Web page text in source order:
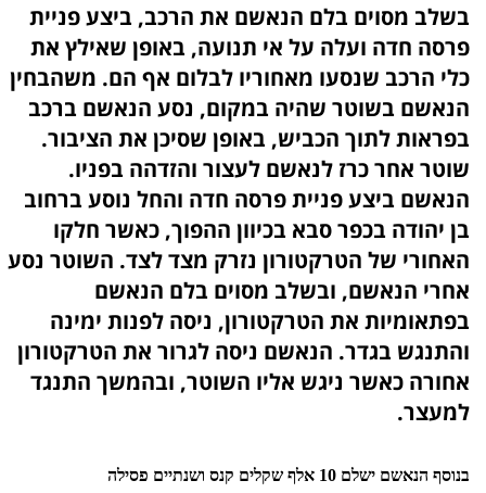
בשלב מסוים בלם הנאשם את הרכב, ביצע פניית
פרסה חדה ועלה על אי תנועה, באופן שאילץ את
כלי הרכב שנסעו מאחוריו לבלום אף הם. משהבחין
הנאשם בשוטר שהיה במקום, נסע הנאשם ברכב
בפראות לתוך הכביש, באופן שסיכן את הציבור.
שוטר אחר כרז לנאשם לעצור והזדהה בפניו.
הנאשם ביצע פניית פרסה חדה והחל נוסע ברחוב
בן יהודה בכפר סבא בכיוון ההפוך, כאשר חלקו
האחורי של הטרקטורון נזרק מצד לצד. השוטר נסע
אחרי הנאשם, ובשלב מסוים בלם הנאשם
בפתאומיות את הטרקטורון, ניסה לפנות ימינה
והתנגש בגדר. הנאשם ניסה לגרור את הטרקטורון
אחורה כאשר ניגש אליו השוטר, ובהמשך התנגד
למעצר.
בנוסף הנאשם ישלם 10 אלף שקלים קנס ושנתיים פסילה